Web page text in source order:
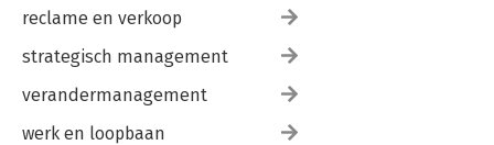
reclame en verkoop
strategisch management
verandermanagement
werk en loopbaan